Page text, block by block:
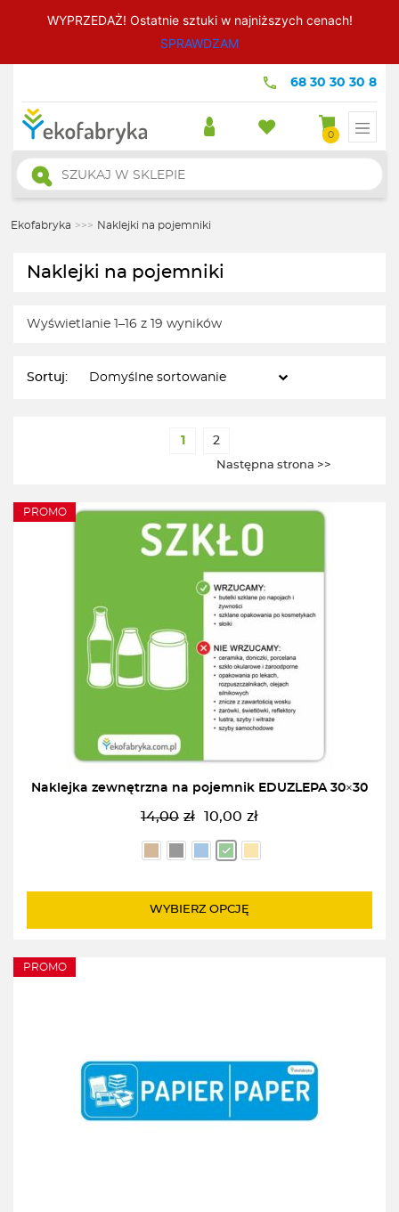
WYPRZEDAŻ! Ostatnie sztuki w najniższych cenach!
SPRAWDZAM
68 30 30 30 8
0
Wyszukiwarka
produktów
Ekofabryka >>> Naklejki na pojemniki
Naklejki na pojemniki
Wyświetlanie 1–16 z 19 wyników
Sortuj:
1 2
Następna strona >>
PROMO
Naklejka zewnętrzna na pojemnik EDUZLEPA 30×30
14,00 zł
Pierwotna
cena
wynosiła:
10,00 zł
Aktualna
cena
wynosi:
WYBIERZ OPCJĘ
PROMO